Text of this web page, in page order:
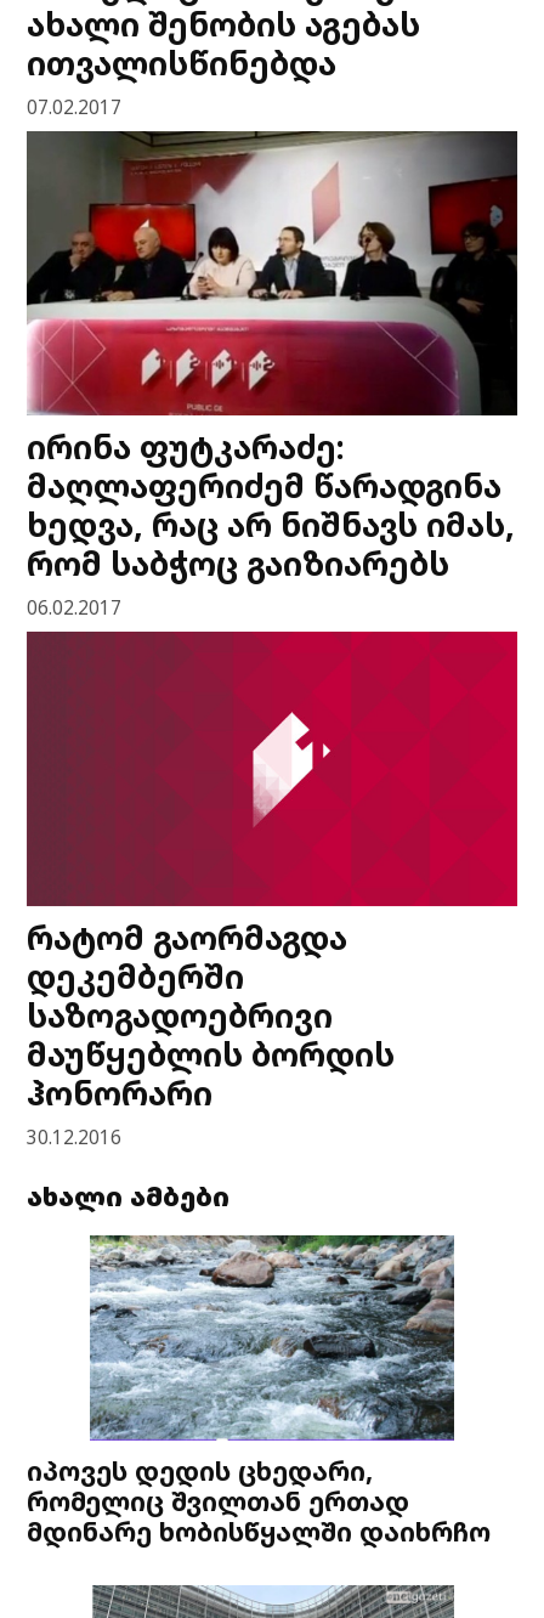
ახალი შენობის აგებას
ითვალისწინებდა
07.02.2017
ირინა ფუტკარაძე:
მაღლაფერიძემ წარადგინა
ხედვა, რაც არ ნიშნავს იმას,
რომ საბჭოც გაიზიარებს
06.02.2017
რატომ გაორმაგდა
დეკემბერში
საზოგადოებრივი
მაუწყებლის ბორდის
ჰონორარი
30.12.2016
ახალი ამბები
იპოვეს დედის ცხედარი,
რომელიც შვილთან ერთად
მდინარე ხობისწყალში დაიხრჩო